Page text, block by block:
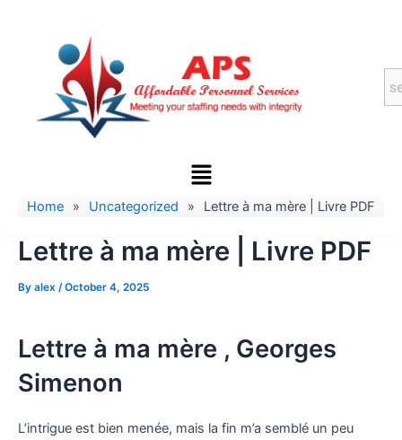
Menu
Home » Uncategorized » Lettre à ma mère | Livre PDF
Lettre à ma mère | Livre PDF
By alex /October 4, 2025
Lettre à ma mère , Georges
Simenon
L’intrigue est bien menée, mais la fin m’a semblé un peu